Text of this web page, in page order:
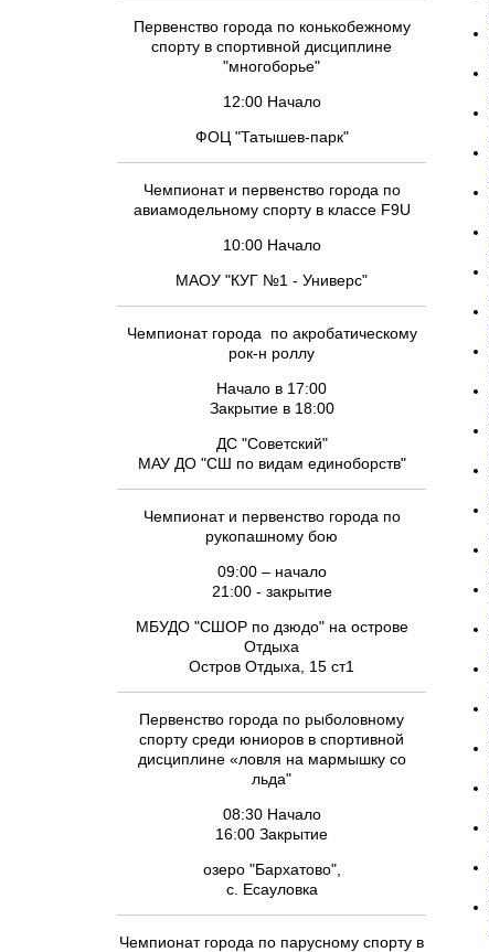
Первенство города по конькобежному
спорту в спортивной дисциплине
"многоборье"
12:00 Начало
ФОЦ "Татышев-парк"
Чемпионат и первенство города по
авиамодельному спорту в классе F9U
10:00 Начало
МАОУ "КУГ №1 - Универс"
Чемпионат города по акробатическому
рок-н роллу
Начало в 17:00
Закрытие в 18:00
ДС "Советский"
МАУ ДО "СШ по видам единоборств"
Чемпионат и первенство города по
рукопашному бою
09:00 – начало
21:00 - закрытие
МБУДО "СШОР по дзюдо" на острове
Отдыха
Остров Отдыха, 15 ст1
Первенство города по рыболовному
спорту среди юниоров в спортивной
дисциплине «ловля на мармышку со
льда"
08:30 Начало
16:00 Закрытие
озеро "Бархатово",
с. Есауловка
Чемпионат города по парусному спорту в